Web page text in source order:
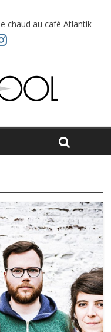
chaud au café Atlantik
émotions en hausse
entre chaleur et bonne
bière, métal et
du Professeur Puth